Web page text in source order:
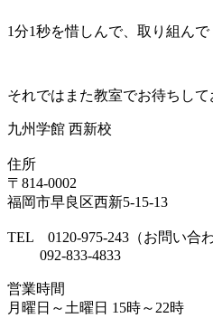
1分1秒を惜しんで、取り組んで
それではまた教室でお待ちして
九州学館 西新校
住所
〒814-0002
福岡市早良区西新5-15-13
TEL 0120-975-243（お問い合わ
092-833-4833
営業時間
月曜日～土曜日 15時～22時